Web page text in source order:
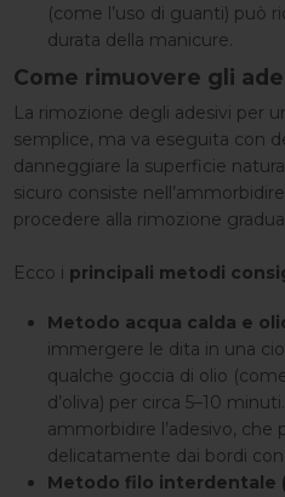
(come l’uso di guanti) può
durata della manicure.
Come rimuovere gli
La rimozione degli adesivi per
semplice, ma va eseguita con
danneggiare la superficie
sicuro consiste
procedere alla rimozione
Ecco i principali metodi
Metodo acqua calda e
immergere le dita in una
qualche goccia di olio
d’oliva) per circa 5–10
ammorbidire l’adesivo, che
delicatamente dai bordi con
Metodo filo interdentale